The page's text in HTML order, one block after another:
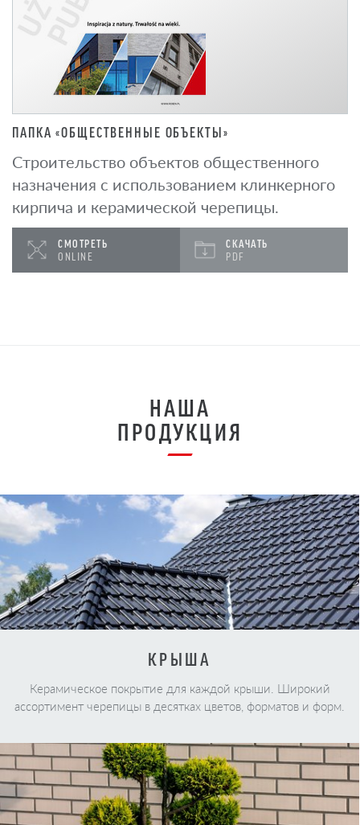
ПАПКА «ОБЩЕСТВЕННЫЕ ОБЪЕКТЫ»
Строительство объектов общественного
назначения с использованием клинкерного
кирпича и керамической черепицы.
СМОТРЕТЬ
ONLINE
СКАЧАТЬ
PDF
НАША
ПРОДУКЦИЯ
КРЫША
Керамическое покрытие для каждой крыши. Широкий
ассортимент черепицы в десятках цветов, форматов и форм.